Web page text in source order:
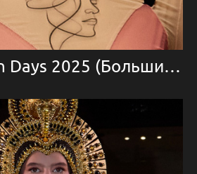
Grand Fashion Days 2025 (Большие Дни Моды)